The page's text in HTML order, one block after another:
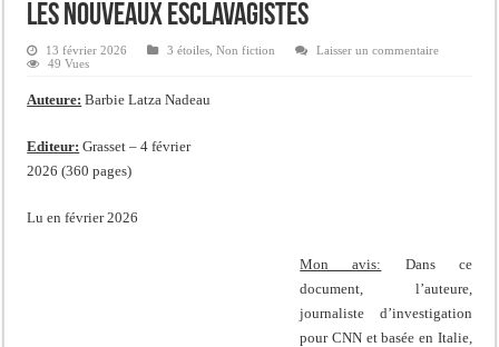
Les nouveaux esclavagistes
13 février 2026 3 étoiles ,Non fiction
Laisser un commentaire
49 Vues
Auteure: Barbie Latza Nadeau
Editeur: Grasset – 4 février
2026 (360 pages)
Lu en février 2026
Mon avis: Dans ce
document, l’auteure,
journaliste d’investigation
pour CNN et basée en Italie,